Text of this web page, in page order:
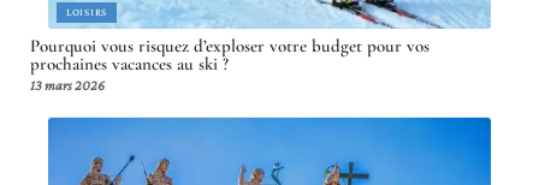
LOISIRS
Pourquoi vous risquez d’exploser votre budget pour vos
prochaines vacances au ski ?
13 mars 2026